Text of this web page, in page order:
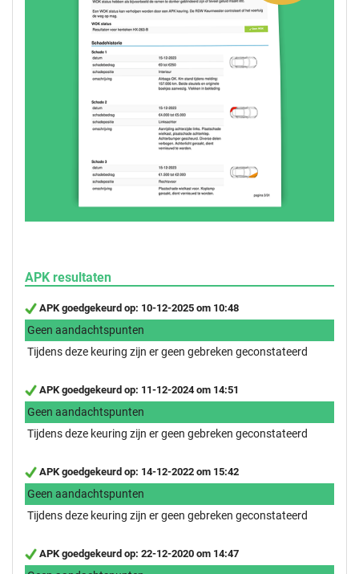
APK resultaten
APK goedgekeurd op: 10-12-2025 om 10:48
Geen aandachtspunten
Tijdens deze keuring zijn er geen gebreken geconstateerd
APK goedgekeurd op: 11-12-2024 om 14:51
Geen aandachtspunten
Tijdens deze keuring zijn er geen gebreken geconstateerd
APK goedgekeurd op: 14-12-2022 om 15:42
Geen aandachtspunten
Tijdens deze keuring zijn er geen gebreken geconstateerd
APK goedgekeurd op: 22-12-2020 om 14:47